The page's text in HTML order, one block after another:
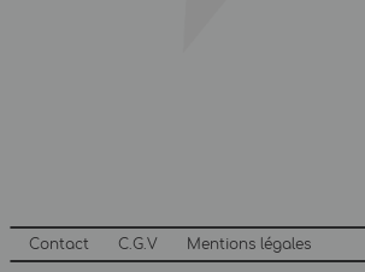
Contact C.G.V Mentions légales